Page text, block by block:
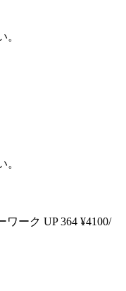
。
。
ワーク UP 364 ¥4100/